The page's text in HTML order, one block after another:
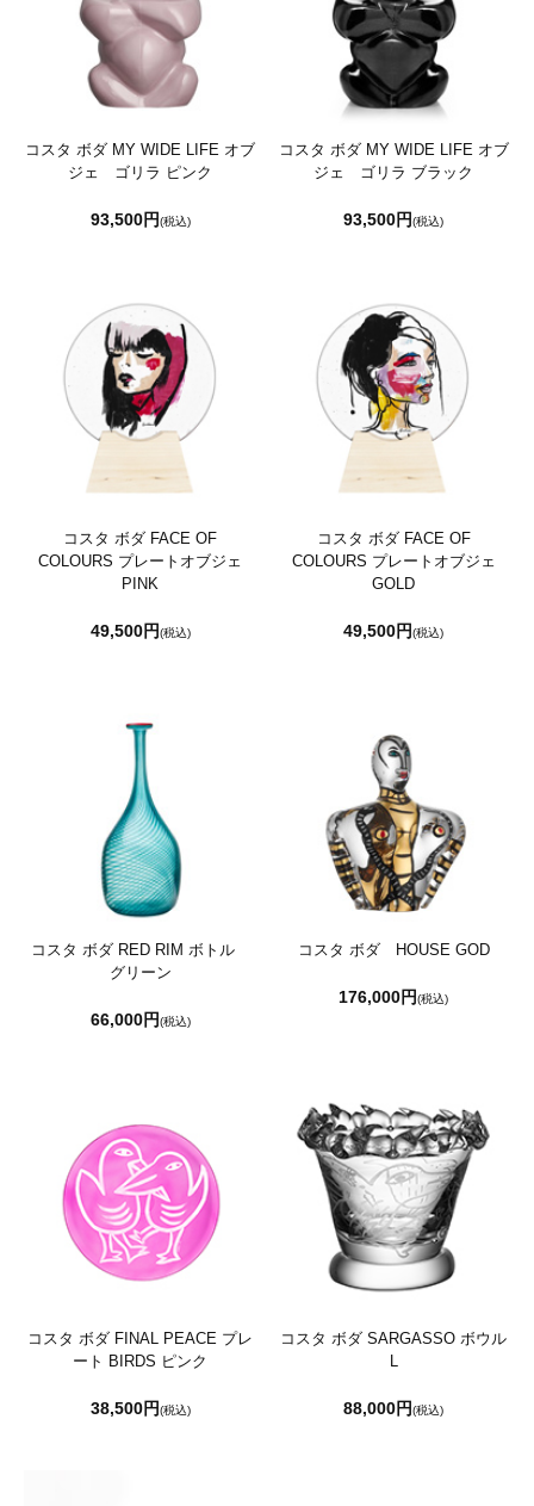
コスタ ボダ MY WIDE LIFE オブ
ジェ ゴリラ ピンク
93,500円(税込)
コスタ ボダ MY WIDE LIFE オブ
ジェ ゴリラ ブラック
93,500円(税込)
コスタ ボダ FACE OF
COLOURS プレートオブジェ
PINK
49,500円(税込)
コスタ ボダ FACE OF
COLOURS プレートオブジェ
GOLD
49,500円(税込)
コスタ ボダ RED RIM ボトル
グリーン
66,000円(税込)
コスタ ボダ HOUSE GOD
176,000円(税込)
コスタ ボダ FINAL PEACE プレ
ート BIRDS ピンク
38,500円(税込)
コスタ ボダ SARGASSO ボウル
L
88,000円(税込)